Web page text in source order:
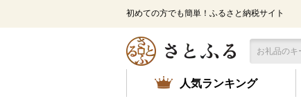
初めての方でも簡単！ふるさと納税サイト
人気ランキング